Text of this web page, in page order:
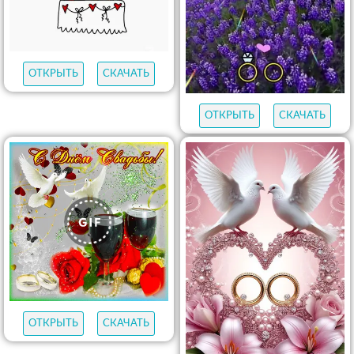
ОТКРЫТЬ СКАЧАТЬ
ОТКРЫТЬ СКАЧАТЬ
ОТКРЫТЬ СКАЧАТЬ